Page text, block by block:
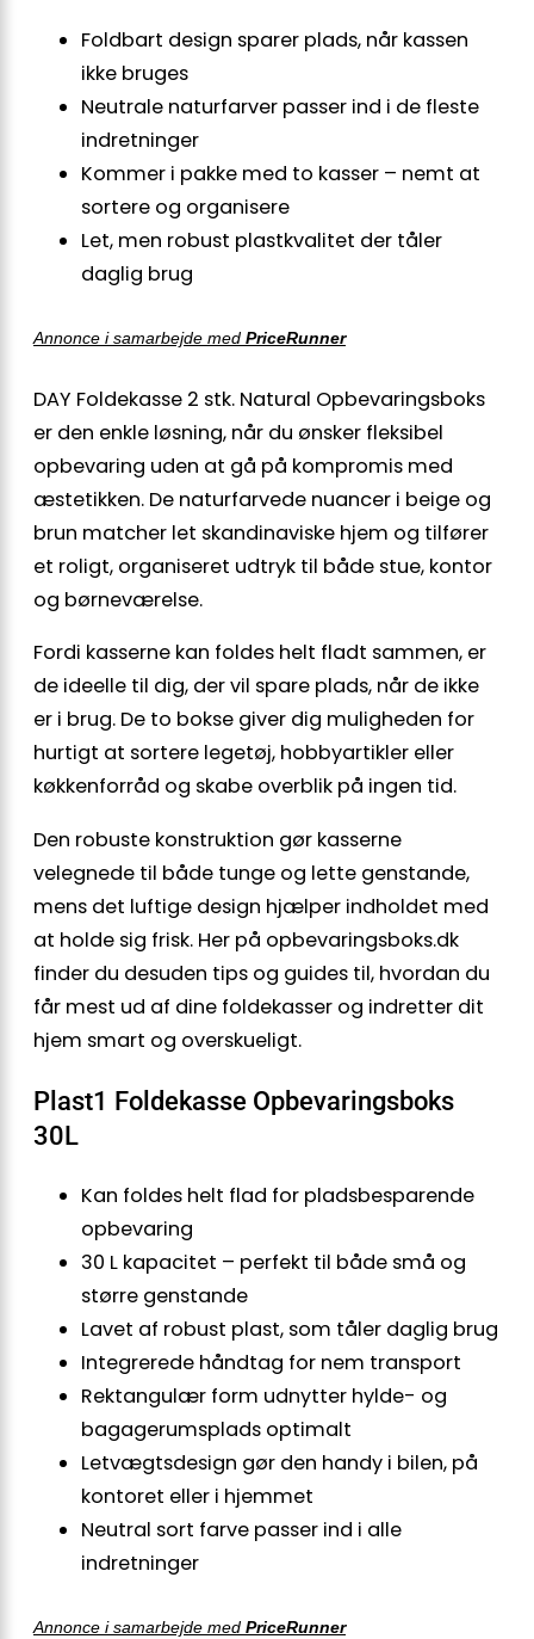
Foldbart design sparer plads, når kassen
ikke bruges
Neutrale naturfarver passer ind i de fleste
indretninger
Kommer i pakke med to kasser – nemt at
sortere og organisere
Let, men robust plastkvalitet der tåler
daglig brug
Annonce i samarbejde med PriceRunner
DAY Foldekasse 2 stk. Natural Opbevaringsboks
er den enkle løsning, når du ønsker fleksibel
opbevaring uden at gå på kompromis med
æstetikken. De naturfarvede nuancer i beige og
brun matcher let skandinaviske hjem og tilfører
et roligt, organiseret udtryk til både stue, kontor
og børneværelse.
Fordi kasserne kan foldes helt fladt sammen, er
de ideelle til dig, der vil spare plads, når de ikke
er i brug. De to bokse giver dig muligheden for
hurtigt at sortere legetøj, hobbyartikler eller
køkkenforråd og skabe overblik på ingen tid.
Den robuste konstruktion gør kasserne
velegnede til både tunge og lette genstande,
mens det luftige design hjælper indholdet med
at holde sig frisk. Her på opbevaringsboks.dk
finder du desuden tips og guides til, hvordan du
får mest ud af dine foldekasser og indretter dit
hjem smart og overskueligt.
Plast1 Foldekasse Opbevaringsboks
30L
Kan foldes helt flad for pladsbesparende
opbevaring
30 L kapacitet – perfekt til både små og
større genstande
Lavet af robust plast, som tåler daglig brug
Integrerede håndtag for nem transport
Rektangulær form udnytter hylde- og
bagagerumsplads optimalt
Letvægtsdesign gør den handy i bilen, på
kontoret eller i hjemmet
Neutral sort farve passer ind i alle
indretninger
Annonce i samarbejde med PriceRunner